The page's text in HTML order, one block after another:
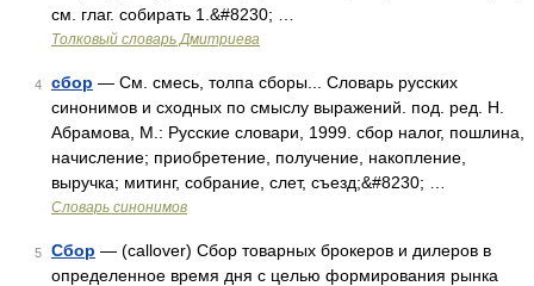
см. глаг. собирать 1.&#8230; …
Толковый словарь Дмитриева
4 сбор — См. смесь, толпа сборы... Словарь русских
синонимов и сходных по смыслу выражений. под. ред. Н.
Абрамова, М.: Русские словари, 1999. сбор налог, пошлина,
начисление; приобретение, получение, накопление,
выручка; митинг, собрание, слет, съезд;&#8230; …
Словарь синонимов
5 Сбор — (callover) Сбор товарных брокеров и дилеров в
определенное время дня с целью формирования рынка